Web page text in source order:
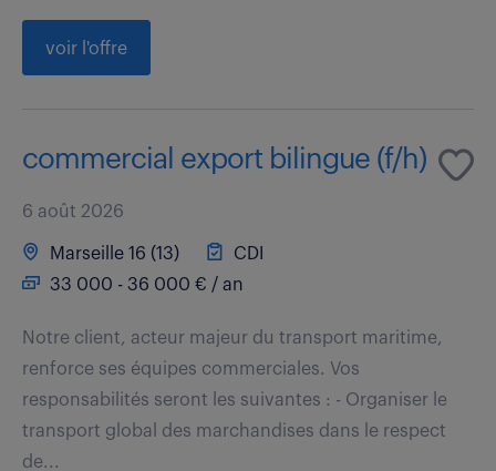
voir l'offre
commercial export bilingue (f/h)
6 août 2026
Marseille 16 (13)
CDI
33 000 - 36 000 € / an
Notre client, acteur majeur du transport maritime,
renforce ses équipes commerciales. Vos
responsabilités seront les suivantes : - Organiser le
transport global des marchandises dans le respect
de...